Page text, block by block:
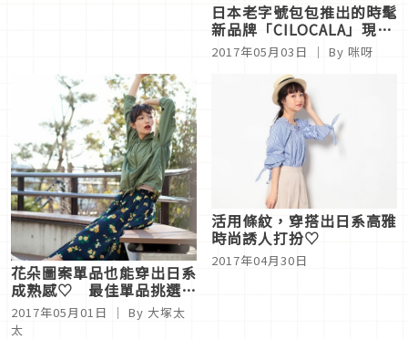
日本老字號包包推出的時髦
新品牌「CILOCALA」現正
人氣上升中！
2017年05月03日 ｜ By 咪呀
花朵圖案單品也能穿出日系
成熟感♡ 最佳單品挑選訣
竅
2017年05月01日 ｜ By 大塚太
太
活用條紋，穿搭出日系高雅
時尚誘人打扮♡
2017年04月30日